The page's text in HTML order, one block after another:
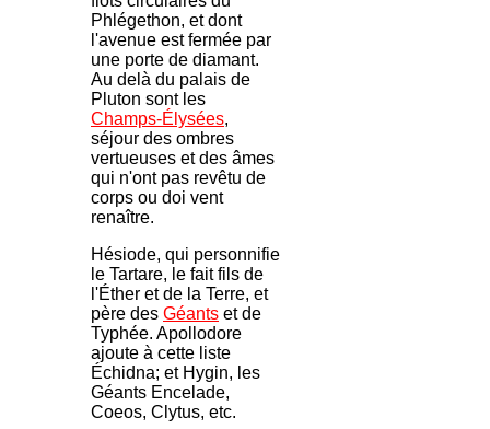
Phlégethon, et dont
l'avenue est fermée par
une porte de diamant.
Au delà du palais de
Pluton sont les
Champs-Élysées,
séjour des ombres
vertueuses et des âmes
qui n'ont pas revêtu de
corps ou doi vent
renaître.
Hésiode, qui personnifie
le Tartare, le fait fils de
l'Éther et de la Terre, et
père des Géants et de
Typhée. Apollodore
ajoute à cette liste
Échidna; et Hygin, les
Géants Encelade,
Coeos, Clytus, etc.